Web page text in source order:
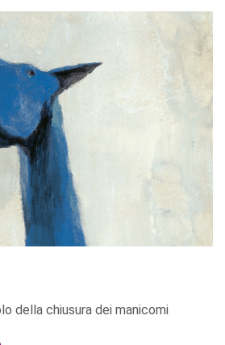
della chiusura dei manicomi